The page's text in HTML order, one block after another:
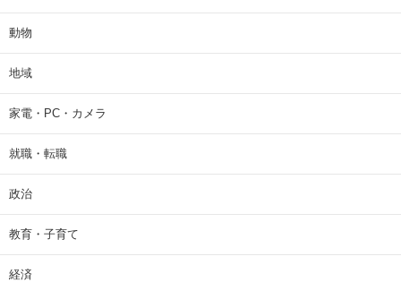
動物
地域
家電・PC・カメラ
就職・転職
政治
教育・子育て
経済